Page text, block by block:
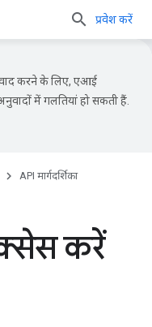
प्रवेश करें
करने के लिए, एआई
में गलतियां हो सकती हैं.
API मार्गदर्शिका
करें